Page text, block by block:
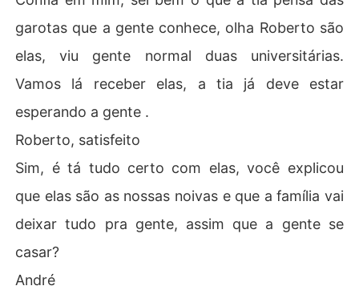
garotas que a gente conhece, olha Roberto são
elas, viu gente normal duas universitárias.
Vamos lá receber elas, a tia já deve estar
esperando a gente .
Roberto, satisfeito
Sim, é tá tudo certo com elas, você explicou
que elas são as nossas noivas e que a família vai
deixar tudo pra gente, assim que a gente se
casar?
André